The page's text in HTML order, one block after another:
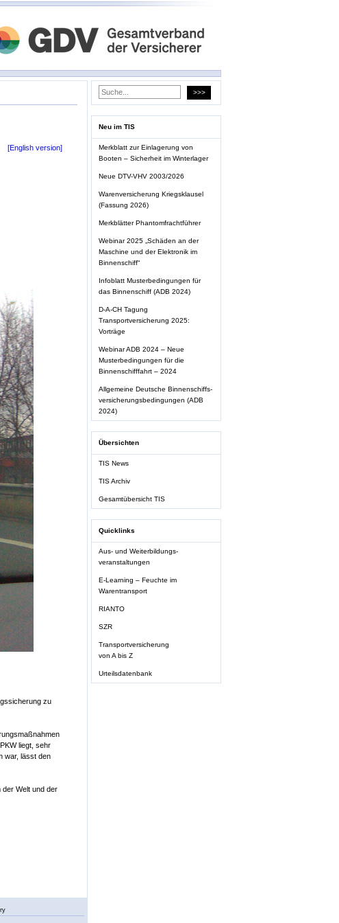
[English version]
zu
liegt, sehr
war, lässt den
Welt und der
Neu im TIS
Merkblatt zur Einlagerung von
Booten – Sicherheit im Winterlager
Neue DTV-VHV 2003/2026
Warenversicherung Kriegsklausel
(Fassung 2026)
Merkblätter Phantomfrachtführer
Webinar 2025 „Schäden an der
Maschine und der Elektronik im
Binnenschiff“
Infoblatt Musterbedingungen für
das Binnenschiff (ADB 2024)
D-A-CH Tagung
Transportversicherung 2025:
Vorträge
Webinar ADB 2024 – Neue
Musterbedingungen für die
Binnenschifffahrt – 2024
Allgemeine Deutsche Binnenschiffs-
versicherungsbedingungen (ADB
2024)
Übersichten
TIS News
TIS Archiv
Gesamtübersicht TIS
Quicklinks
Aus- und Weiterbildungs-
veranstaltungen
E-Learning – Feuchte im
Warentransport
RIANTO
SZR
Transportversicherung
von A bis Z
Urteilsdatenbank